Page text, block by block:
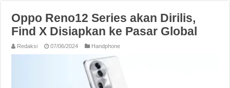
Oppo Reno12 Series akan Dirilis,
Find X Disiapkan ke Pasar Global
Redaksi 07/06/2024 Handphone